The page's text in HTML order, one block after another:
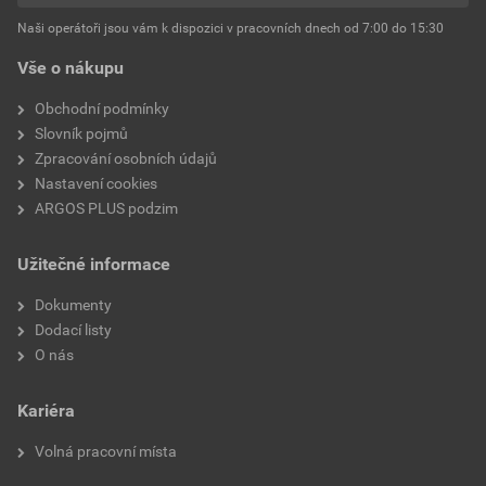
S blokovacím
mechanických nástrojů)
Ano
Vše o nákupu
Obchodní podmínky
Slovník pojmů
Zpracování osobních údajů
Nastavení cookies
ARGOS PLUS podzim
Užitečné informace
Dokumenty
Dodací listy
O nás
Kariéra
Volná pracovní místa
Naši operátoři jsou vám k dispozici v pracovních dnech od 7:00 do 15:30